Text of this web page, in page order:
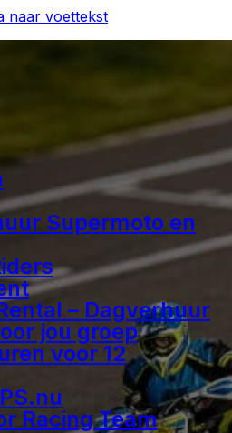
naar voettekst
Supermoto en
– Dagverhuur
jou groep
voor 12
Racing Team